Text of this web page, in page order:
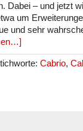
Dabei – und jetzt
um
und sehr
Cabrio,